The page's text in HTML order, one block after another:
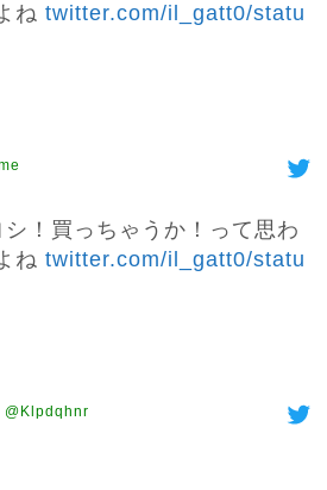
ね twitter.com/il_gatt0/statu
！買っちゃうか！って思わ
ね twitter.com/il_gatt0/statu
@Klpdqhnr